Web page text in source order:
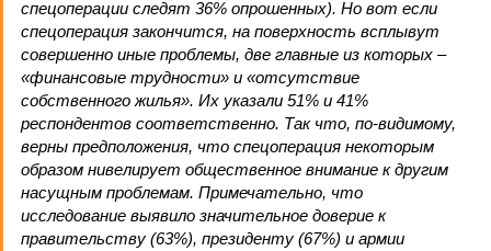
спецоперации следят 36% опрошенных). Но вот если
спецоперация закончится, на поверхность всплывут
совершенно иные проблемы, две главные из которых –
«финансовые трудности» и «отсутствие
собственного жилья». Их указали 51% и 41%
респондентов соответственно. Так что, по-видимому,
верны предположения, что спецоперация некоторым
образом нивелирует общественное внимание к другим
насущным проблемам. Примечательно, что
исследование выявило значительное доверие к
правительству (63%), президенту (67%) и армии